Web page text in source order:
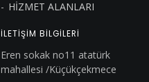
HİZMET ALANLARI
İLETIŞIM BILGILERI
Eren sokak no11 atatürk
mahallesi /Küçükçekmece